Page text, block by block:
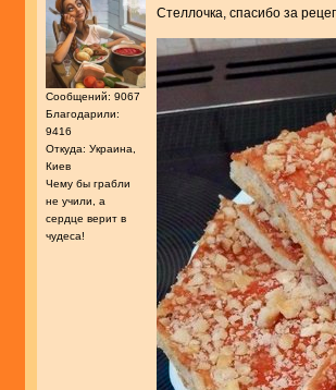
Сообщений: 9067
Благодарили:
9416
Откуда: Украина,
Киев
Чему бы грабли
не учили, а
сердце верит в
чудеса!
Стеллочка, спасибо за